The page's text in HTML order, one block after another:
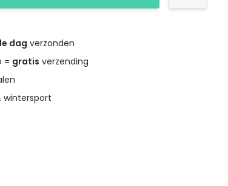
dag verzonden
= gratis verzending
wintersport